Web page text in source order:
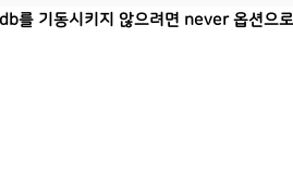
를 기동시키지 않으려면 never 옵션으